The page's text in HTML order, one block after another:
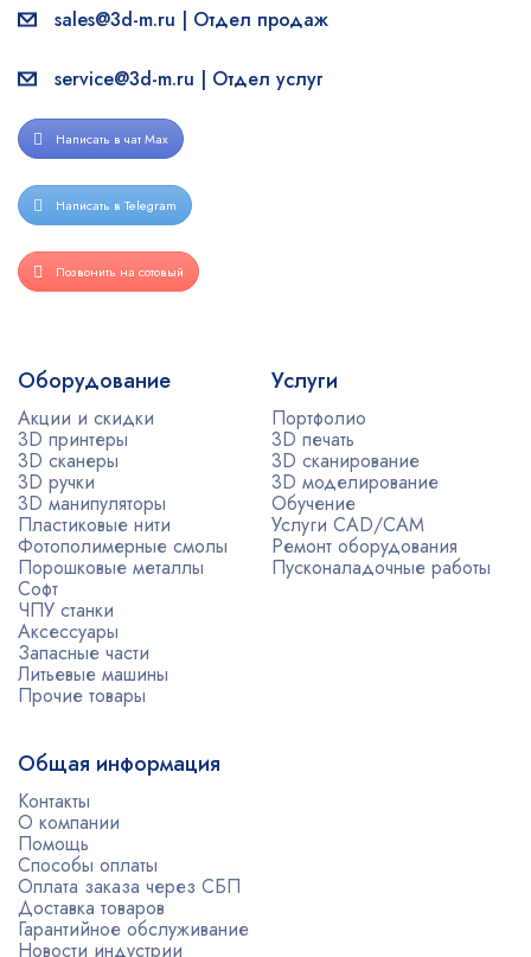
sales@3d-m.ru | Отдел продаж
service@3d-m.ru | Отдел услуг
Написать в чат Max
Написать в Telegram
Позвонить на сотовый
Оборудование
Акции и скидки
3D принтеры
3D сканеры
3D ручки
3D манипуляторы
Пластиковые нити
Фотополимерные смолы
Порошковые металлы
Софт
ЧПУ станки
Аксессуары
Запасные части
Литьевые машины
Прочие товары
Услуги
Портфолио
3D печать
3D сканирование
3D моделирование
Обучение
Услуги CAD/CAM
Ремонт оборудования
Пусконаладочные работы
Общая информация
Контакты
О компании
Помощь
Способы оплаты
Оплата заказа через СБП
Доставка товаров
Гарантийное обслуживание
Новости индустрии